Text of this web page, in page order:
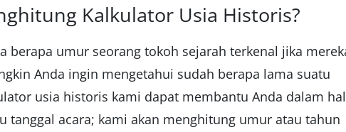
Kalkulator Usia Historis?
berapa umur seorang tokoh sejarah terkenal jika
Anda ingin mengetahui sudah berapa lama suatu
usia historis kami dapat membantu Anda dalam hal
tanggal acara; kami akan menghitung umur atau tahun